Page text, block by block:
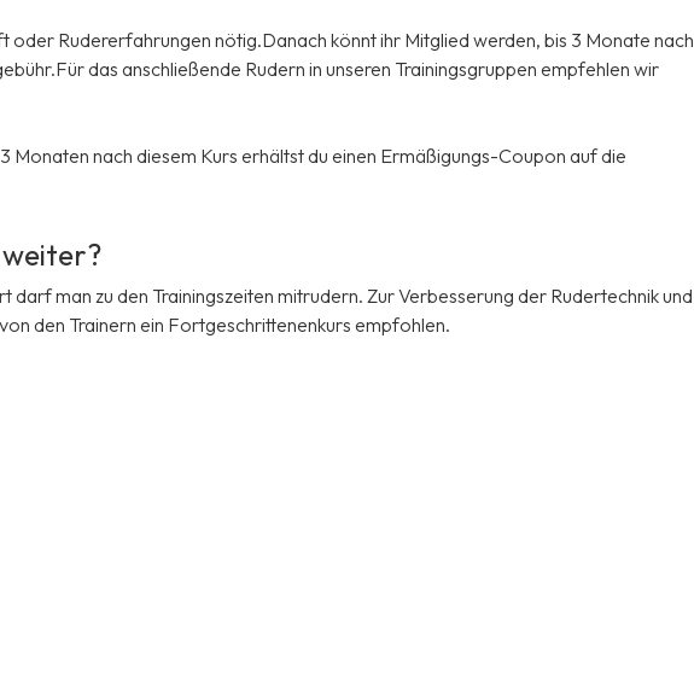
oder Rudererfahrungen nötig.Danach könnt ihr Mitglied werden, bis 3 Monate nach
das anschließende Rudern in unseren Trainingsgruppen empfehlen wir
Monaten nach diesem Kurs erhältst du einen Ermäßigungs-Coupon auf die
man zu den Trainingszeiten mitrudern. Zur Verbesserung der Rudertechnik und
den Trainern ein Fortgeschrittenenkurs empfohlen.